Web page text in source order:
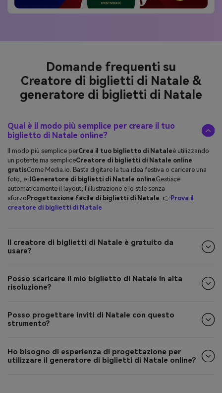
Domande frequenti su
Creatore di biglietti di Natale &
generatore di biglietti di Natale
Qual è il modo più semplice per creare il tuo
biglietto di Natale online?
Il modo più semplice perCrea il tuo biglietto di Nataleè utilizzando
un potente ma sempliceCreatore di biglietti di Natale online
gratisCome Media.io. Basta digitare la tua idea festiva o caricare una
foto, e il Generatore di biglietti di Natale onlineGestisce
automaticamente il layout, l'illustrazione e lo stile senza
sforzo Progettazione facile di biglietti di Natale. 👉 Prova il
creatore di biglietti di Natale
Il creatore di biglietti di Natale è gratuito da
usare?
Posso scaricare il mio biglietto di Natale in alta
risoluzione?
Posso progettare inviti di Natale con questo
strumento?
Ho bisogno di esperienza di progettazione per
utilizzare il generatore di biglietti di Natale online?